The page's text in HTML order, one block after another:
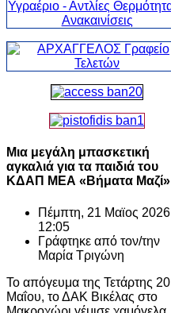
Μια μεγάλη μπασκετική
αγκαλιά για τα παιδιά του
ΚΔΑΠ ΜΕΑ «Βήματα Μαζί»
Πέμπτη, 21 Μαϊος 2026
12:05
Γράφτηκε από τον/την
Μαρία Τριγώνη
Το απόγευμα της Τετάρτης 20
Μαΐου, το ΔΑΚ Βικέλας στο